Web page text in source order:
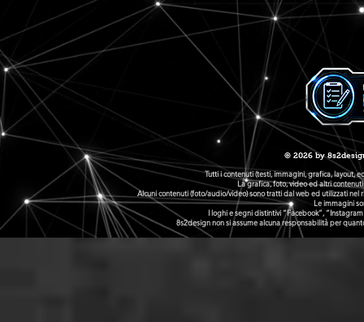
© 2026 by
Tutti i contenuti (testi, immagini, grafica, layout,
La grafica, foto, video ed altri
Alcuni contenuti (foto/audio/video) sono tratti dal web ed utilizzati
Le immagini
I loghi e segni distintivi “Facebook”,
8s2design non si assume alcuna responsabilità per